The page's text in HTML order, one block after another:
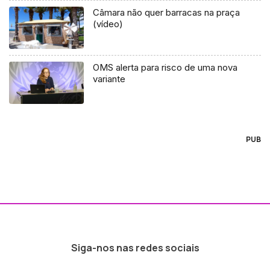
Câmara não quer barracas na praça
(vídeo)
OMS alerta para risco de uma nova
variante
PUB
Siga-nos nas redes sociais